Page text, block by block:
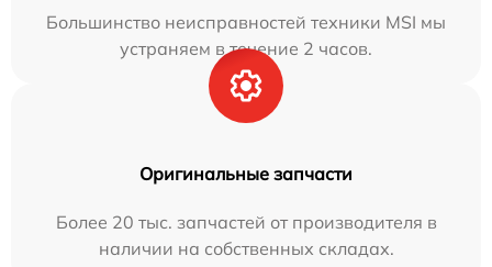
Большинство неисправностей техники MSI мы
устраняем в течение 2 часов.
Оригинальные запчасти
Более 20 тыс. запчастей от производителя в
наличии на собственных складах.